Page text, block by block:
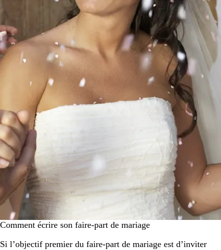
Comment écrire son faire-part de mariage
Si l’objectif premier du faire-part de mariage est d’inviter